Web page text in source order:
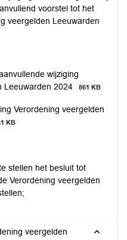
voorstel tot het
veergelden Leeuwarden
wijziging
Leeuwarden 2024
861 KB
Verordening veergelden
KB
stellen het besluit tot
Verordening veergelden
veergelden